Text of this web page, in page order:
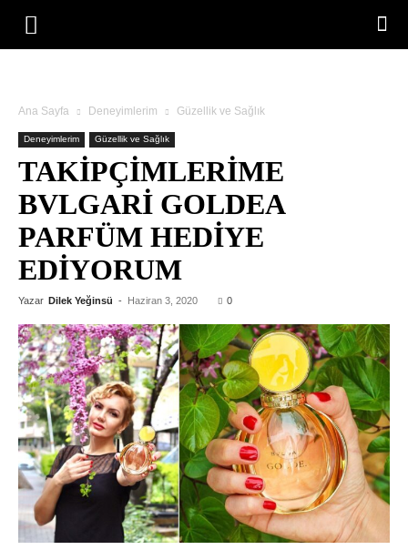
Ana Sayfa Deneyimlerim Güzellik ve Sağlık
Deneyimlerim Güzellik ve Sağlık
TAKIPÇIMLERIME
BVLGARI GOLDEA
PARFÜM HEDIYE
EDIYORUM
Yazar Dilek Yeğinsü - Haziran 3, 2020 0